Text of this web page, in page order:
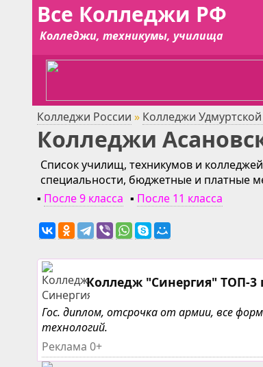
Все Колледжи РФ
Колледжи, техникумы, училища
Колледжи России » Колледжи
Колледжи
Список училищ, техникумов и
специальности, бюджетные и платные
▪ После 9 класса ▪ После 11 класса
Колледж "Синергия" ТОП-3
Гос. диплом, отсрочка от армии, все
технологий.
Реклама 0+